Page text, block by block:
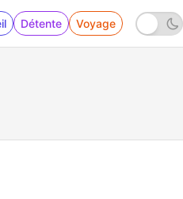
Détente Voyage